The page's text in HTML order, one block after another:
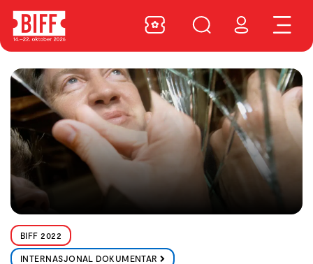
BIFF 2022
INTERNASJONAL DOKUMENTAR